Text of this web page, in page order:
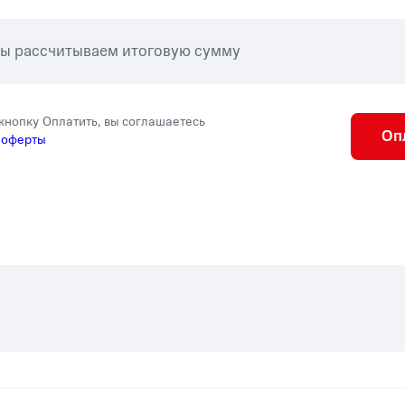
рассчитываем итоговую сумму
Оплатить, вы соглашаетесь